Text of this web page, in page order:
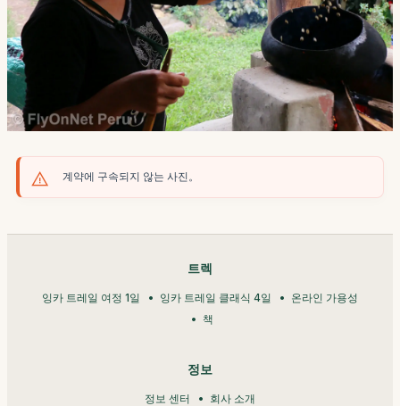
계약에 구속되지 않는 사진。
트렉
잉카 트레일 여정 1일 잉카 트레일 클래식 4일
온라인 가용성
책
정보
정보 센터 회사 소개